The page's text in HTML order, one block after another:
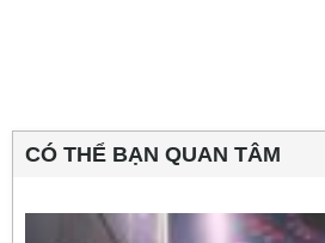
CÓ THỂ BẠN QUAN TÂM